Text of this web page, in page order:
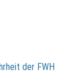
der FWH